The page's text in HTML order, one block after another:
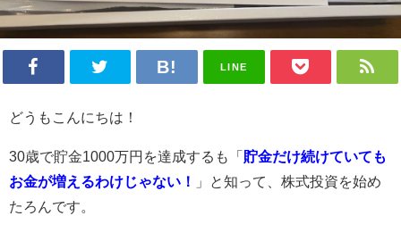
LINE
どうもこんにちは！
30歳で貯金1000万円を達成するも「 貯金だけ続けていても
お金が増えるわけじゃない！
」と知って、株式投資を始め
たろんです。